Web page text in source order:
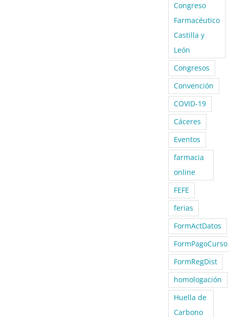
Congreso
Farmacéutico
Castilla y
León
Congresos
Convención
COVID-19
Cáceres
Eventos
farmacia
online
FEFE
ferias
FormActDatos
FormPagoCurso
FormRegDist
homologación
Huella de
Carbono